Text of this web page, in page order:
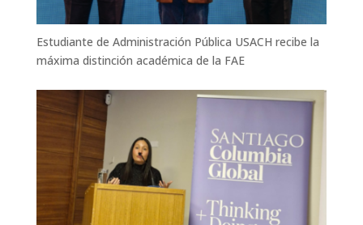
Estudiante de Administración Pública USACH recibe la
máxima distinción académica de la FAE